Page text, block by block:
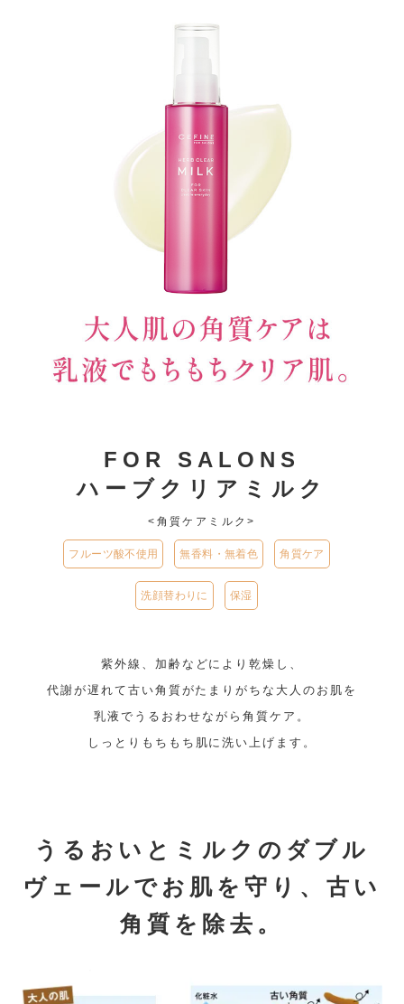
FOR SALONS
ハーブクリアミルク
<角質ケアミルク>
フルーツ酸不使用 無香料・無着色 角質ケア
保湿
洗顔替わりに
紫外線、加齢などにより乾燥し、
代謝が遅れて古い角質がたまりがちな大人のお肌を
乳液でうるおわせながら角質ケア。
しっとりもちもち肌に洗い上げます。
うるおいとミルクのダブル
ヴェールでお肌を守り、古い
角質を除去。